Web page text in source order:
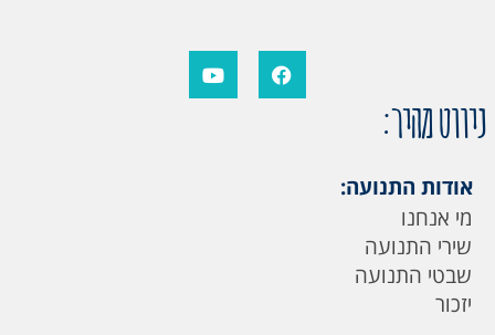
ניווט מהיר:
אודות התנועה:
מי אנחנו
שירי התנועה
שבטי התנועה
יזכור